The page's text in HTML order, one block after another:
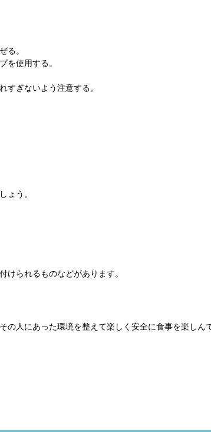
る。
を使用する。
ぎないよう注意する。
ょう。
られるものなどがあります。
の人にあった環境を整えて楽しく安全に食事を楽しん